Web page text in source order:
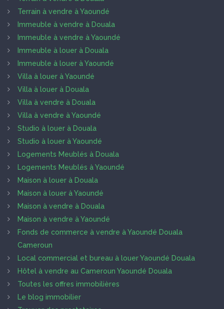
Terrain à vendre à Yaoundé
Immeuble à vendre à Douala
Immeuble à vendre à Yaoundé
Immeuble à louer à Douala
Immeuble à louer à Yaoundé
Villa à louer à Yaoundé
Villa à louer à Douala
Villa à vendre à Douala
Villa à vendre à Yaoundé
Studio à louer à Douala
Studio à louer à Yaoundé
Logements Meublés à Douala
Logements Meublés à Yaoundé
Maison à louer à Douala
Maison à louer à Yaoundé
Maison à vendre à Douala
Maison à vendre à Yaoundé
Fonds de commerce à vendre à Yaoundé Douala
Cameroun
Local commercial et bureau à louer Yaoundé Douala
Hôtel à vendre au Cameroun Yaoundé Douala
Toutes les offres immobilières
Le blog immobilier